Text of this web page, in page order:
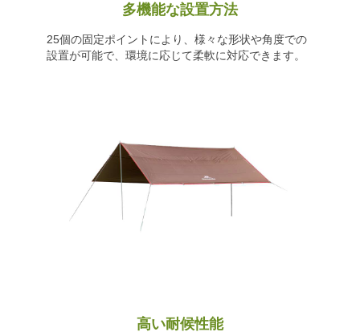
多機能な設置方法
25個の固定ポイントにより、様々な形状や角度での
設置が可能で、環境に応じて柔軟に対応できます。
高い耐候性能